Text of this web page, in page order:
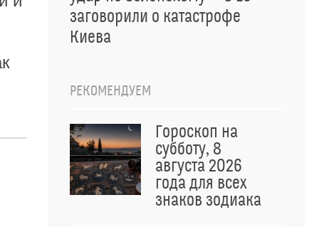
заговорили о катастрофе
Киева
РЕКОМЕНДУЕМ
Гороскоп на
субботу, 8
августа 2026
года для всех
знаков зодиака